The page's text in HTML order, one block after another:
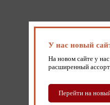
У нас новый
На новом сайте у
расширенный
Перейти на